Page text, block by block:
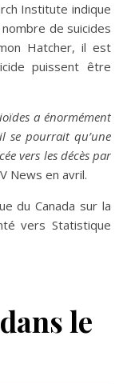
Institute indique
de suicides
Hatcher, il est
puissent être
a énormément
se pourrait qu’une
vers les décès par
News en avril.
du Canada sur la
vers Statistique
le